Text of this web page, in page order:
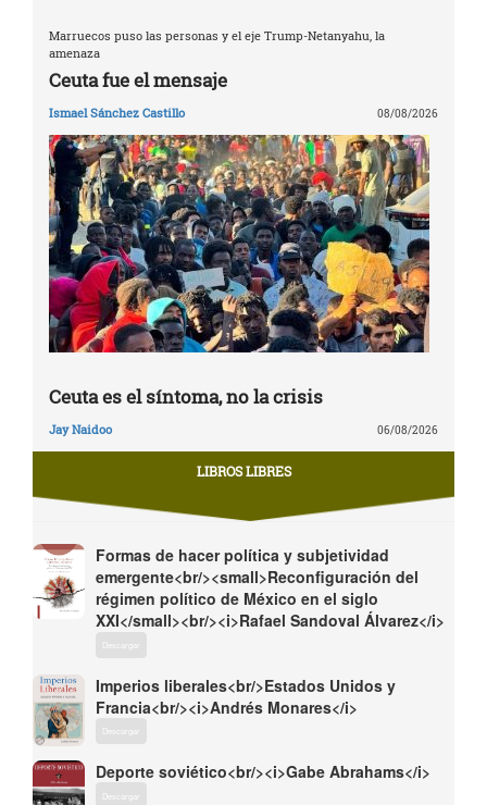
Marruecos puso las personas y el eje Trump-Netanyahu, la
amenaza
Ceuta fue el mensaje
Ismael Sánchez Castillo 08/08/2026
Ceuta es el síntoma, no la crisis
Jay Naidoo 06/08/2026
LIBROS LIBRES
Formas de hacer política y subjetividad
emergente<br/><small>Reconfiguración del
régimen político de México en el siglo
XXI</small><br/><i>Rafael Sandoval Álvarez</i>
Descargar
Imperios liberales<br/>Estados Unidos y
Francia<br/><i>Andrés Monares</i>
Descargar
Deporte soviético<br/><i>Gabe Abrahams</i>
Descargar